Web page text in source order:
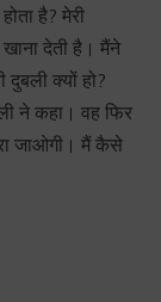
है? मेरी
देती है। मैंने
क्यों हो?
ने कहा। वह फिर
जाओगी। मैं कैसे